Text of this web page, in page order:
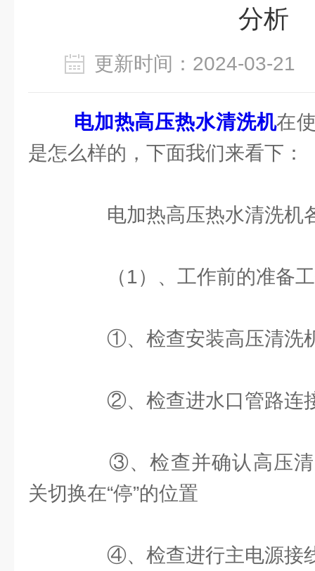
分析
更新时间：2024-03-
电加热高压热水清洗机在
是怎么样的，下面我们来看下：
电加热高压热水清洗机
（1）、工作前的准备
①、检查安装高压清洗
②、检查进水口管路连
③、检查并确认高压清
关切换在“停”的位置
④、检查进行主电源接